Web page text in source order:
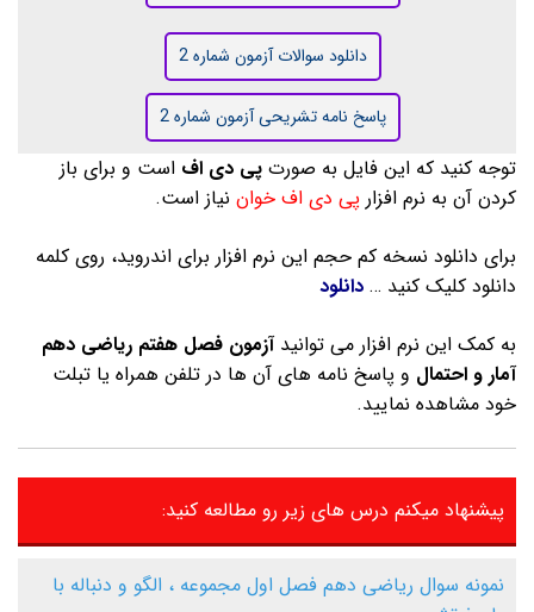
دانلود سوالات آزمون شماره 2
پاسخ نامه تشریحی آزمون شماره 2
توجه کنید که این فایل به صورت پی دی اف است و برای باز
کردن آن به نرم افزار پی دی اف خوان نیاز است.
برای دانلود نسخه کم حجم این نرم افزار برای اندروید، روی کلمه
دانلود کلیک کنید … دانلود
به کمک این نرم افزار می توانیدآزمون فصل هفتم ریاضی دهم
آمار و احتمال و پاسخ نامه های آن ها در تلفن همراه یا تبلت
خود مشاهده نمایید.
پیشنهاد میکنم درس های زیر رو مطالعه کنید:
نمونه سوال ریاضی دهم فصل اول مجموعه ، الگو و دنباله با